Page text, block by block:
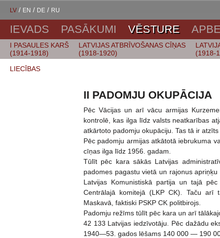
LV / EN / DE / RU
IEVADS PASĀKUMI VĒSTURE
I PASAULES KARŠ
(1914-1918)
LATVIJAS ATBRĪVOŠANAS CĪŅAS
(1918-1920)
(1918-
LIECĪBAS
II PADOMJU OKUPĀCIJA
Pēc Vācijas un arī vācu armijas
kontrolē, kas ilga līdz valsts neatkarības
atkārtoto padomju okupāciju. Tas tā ir
Pēc padomju armijas atkātotā iebrukuma
cīņas ilga līdz 1956. gadam.
Tūlīt pēc kara sākās Latvijas
padomes pagastu vietā un rajonus
Latvijas Komunistiskā partija un tajā
Centrālajā komitejā (LKP CK). Taču arī
Maskavā, faktiski PSKP CK politbirojs.
Padomju režīms tūlīt pēc kara un arī
42 133 Latvijas iedzīvotāju. Pēc dažādu
1940—53. gados lēšams 140 000 — 190